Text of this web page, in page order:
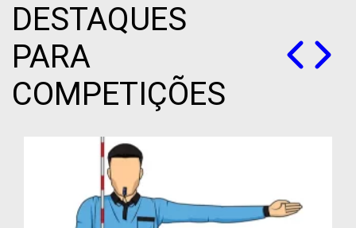
DESTAQUES
PARA
COMPETIÇÕES